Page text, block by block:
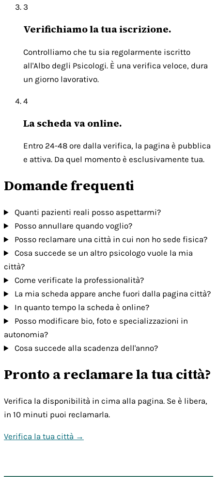
3
Verifichiamo la tua iscrizione.
Controlliamo che tu sia regolarmente iscritto
all'Albo degli Psicologi. È una verifica veloce, dura
un giorno lavorativo.
4
La scheda va online.
Entro 24-48 ore dalla verifica, la pagina è pubblica
e attiva. Da quel momento è esclusivamente tua.
Domande frequenti
Quanti pazienti reali posso aspettarmi?
Posso annullare quando voglio?
Posso reclamare una città in cui non ho sede fisica?
Cosa succede se un altro psicologo vuole la mia
città?
Come verificate la professionalità?
La mia scheda appare anche fuori dalla pagina città?
In quanto tempo la scheda è online?
Posso modificare bio, foto e specializzazioni in
autonomia?
Cosa succede alla scadenza dell'anno?
Pronto a reclamare la tua città?
Verifica la disponibilità in cima alla pagina. Se è libera,
in 10 minuti puoi reclamarla.
Verifica la tua città →